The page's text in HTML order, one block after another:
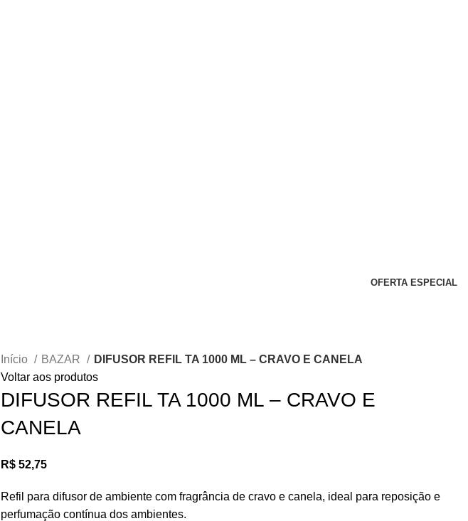
OFERTA ESPECIAL
Início BAZAR
DIFUSOR REFIL TA 1000 ML – CRAVO E CANELA
Voltar aos produtos
DIFUSOR REFIL TA 1000 ML – CRAVO E
CANELA
R$ 52,75
Refil para difusor de ambiente com fragrância de cravo e canela, ideal para reposição e
perfumação contínua dos ambientes.